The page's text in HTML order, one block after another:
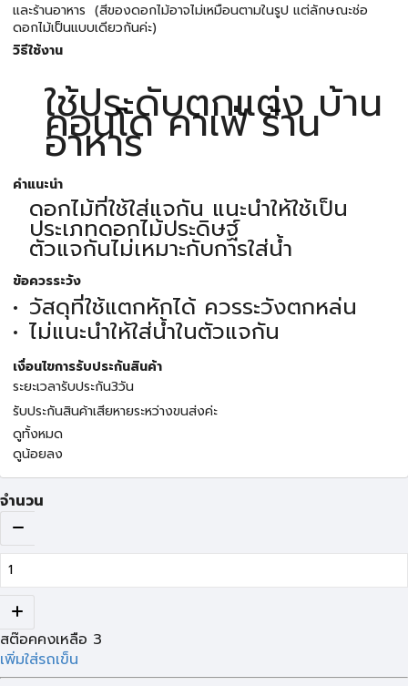
และร้านอาหาร (สีของดอกไม้อาจไม่เหมือนตามในรูป แต่ลักษณะช่อ
ดอกไม้เป็นแบบเดียวกันค่ะ)
วิธีใช้งาน
ใช้ประดับตกแต่ง บ้าน
คอนโด คาเฟ่ ร้าน
อาหาร
คำแนะนำ
ดอกไม้ที่ใช้ใส่แจกัน แนะนำให้ใช้เป็น
ประเภทดอกไม้ประดิษฐ์
ตัวแจกันไม่เหมาะกับการใส่น้ำ
ข้อควรระวัง
วัสดุที่ใช้แตกหักได้ ควรระวังตกหล่น
ไม่แนะนำให้ใส่น้ำในตัวแจกัน
เงื่อนไขการรับประกันสินค้า
ระยะเวลารับประกัน3วัน
รับประกันสินค้าเสียหายระหว่างขนส่งค่ะ
ดูทั้งหมด
ดูน้อยลง
จำนวน
สต๊อคคงเหลือ 3
เพิ่มใส่รถเข็น